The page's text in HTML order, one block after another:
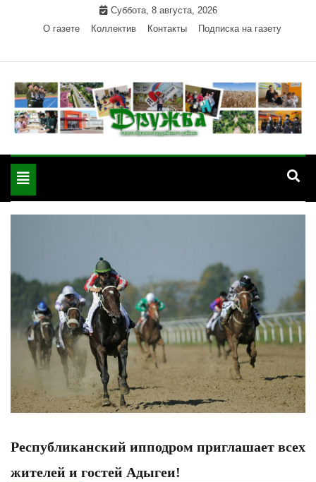
Суббота, 8 августа, 2026
О газете
Коллектив Контакты Подписка на газету
"Дружба" — газета
района РА
Красногвардейского района Республики Адыгея
Toggle
navigation
Республиканский ипподром приглашает всех
жителей и гостей Адыгеи!